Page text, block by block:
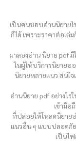
เป็นคนชอบอ่านนิยายใ
ก็ได้ เพราะราคาต่อเ
มาลองอ่าน นิยาย pdf มี
ในผู้ให้บริการนิยายอ
นิยายหลายแนว สนใจ
อ่านนิยาย pdf อย่างไร
เข้ามือ
ที่ปล่อยให้โหลดนิยาย
แนวอื่น ๆ แบบปลอดภัย
เป็นไ